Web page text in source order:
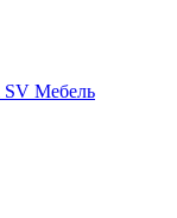
SV Мебель